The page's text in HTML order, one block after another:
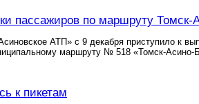
пассажиров по маршруту
АТП» с 9 декабря приступило к
маршруту № 518 «Томск-Асино-
к пикетам